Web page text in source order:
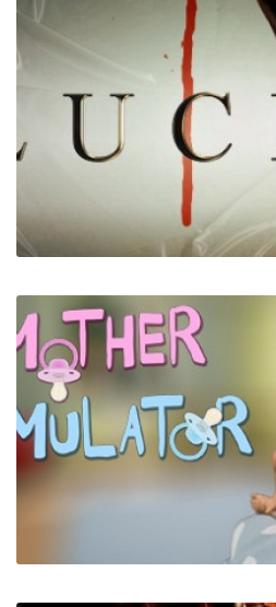
Bounty Train
Lucius